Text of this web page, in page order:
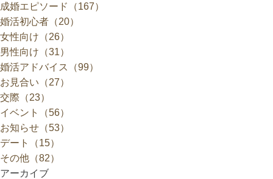
成婚エピソード（167）
婚活初心者（20）
女性向け（26）
男性向け（31）
婚活アドバイス（99）
お見合い（27）
交際（23）
イベント（56）
お知らせ（53）
デート（15）
その他（82）
アーカイブ